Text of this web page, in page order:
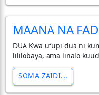
MAANA NA
DUA Kwa ufupi dua ni
lililobaya, ama linalo
SOMA ZAIDI...